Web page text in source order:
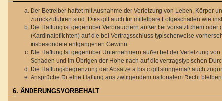
Der Betreiber haftet mit Ausnahme der Verletzung von Leben, Körper
zurückzuführen sind. Dies gilt auch für mittelbare Folgeschäden wie
Die Haftung ist gegenüber Verbrauchern außer bei vorsätzlichem
(Kardinalpflichten) auf die bei Vertragsschluss typischerweise
insbesondere entgangenen Gewinn.
Die Haftung ist gegenüber Unternehmern außer bei der Verletzung
Schäden und im Übrigen der Höhe nach auf die vertragstypischen
Die Haftungsbegrenzung der Absätze a bis c gilt sinngemäß auch
Ansprüche für eine Haftung aus zwingendem nationalem Recht
6. ÄNDERUNGSVORBEHALT